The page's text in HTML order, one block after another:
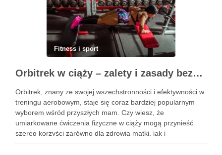
Fitness i sport
Orbitrek w ciąży – zalety i zasady bezpiecznych ćwiczeń
Orbitrek, znany ze swojej wszechstronności i efektywności w
treningu aerobowym, staje się coraz bardziej popularnym
wyborem wśród przyszłych mam. Czy wiesz, że
umiarkowane ćwiczenia fizyczne w ciąży mogą przynieść
szereg korzyści zarówno dla zdrowia matki, jak i
rozwijającego się dziecka? Właściwie dobrany program